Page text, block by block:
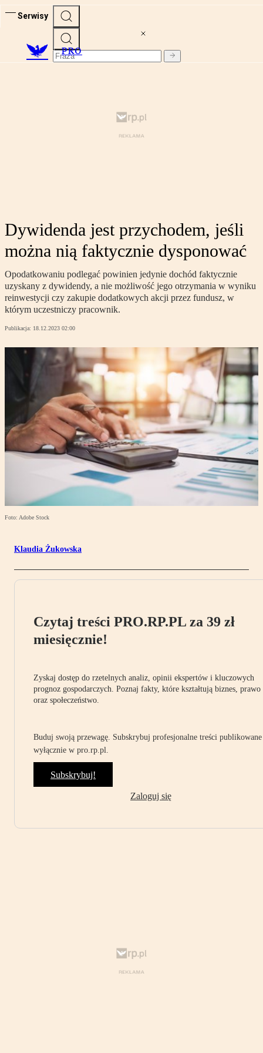
Serwisy
PRO
Dywidenda jest przychodem, jeśli
można nią faktycznie dysponować
Opodatkowaniu podlegać powinien jedynie dochód faktycznie
uzyskany z dywidendy, a nie możliwość jego otrzymania w wyniku
reinwestycji czy zakupie dodatkowych akcji przez fundusz, w
którym uczestniczy pracownik.
Publikacja: 18.12.2023 02:00
Foto: Adobe Stock
Klaudia Żukowska
Czytaj treści PRO.RP.PL za 39 zł
miesięcznie!
Zyskaj dostęp do rzetelnych analiz, opinii ekspertów i kluczowych
prognoz gospodarczych. Poznaj fakty, które kształtują biznes, prawo
oraz społeczeństwo.
Buduj swoją przewagę. Subskrybuj profesjonalne treści publikowane
wyłącznie w pro.rp.pl.
Subskrybuj!
Zaloguj się